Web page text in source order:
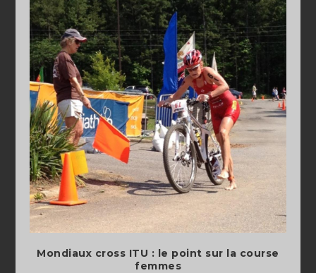
Mondiaux cross ITU : le point sur la course
femmes